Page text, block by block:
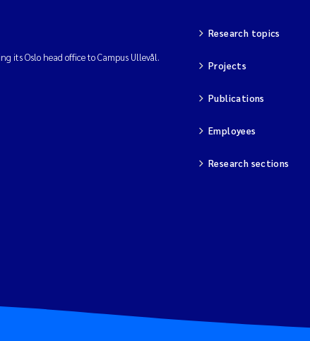
its Oslo head office to Campus Ullevål.
Research topics
Projects
Publications
Employees
Research sections